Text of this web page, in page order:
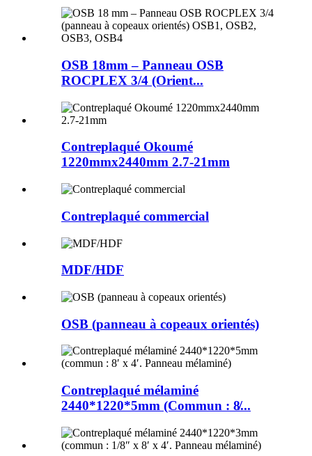
OSB 18mm – Panneau OSB
ROCPLEX 3/4 (Orient...
Contreplaqué Okoumé
1220mmx2440mm 2.7-21mm
Contreplaqué commercial
MDF/HDF
OSB (panneau à copeaux orientés)
Contreplaqué mélaminé
2440*1220*5mm (Commun : 8̸...